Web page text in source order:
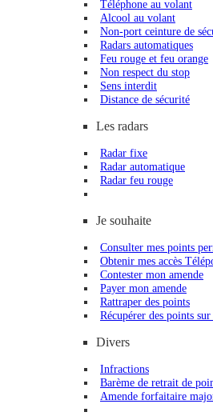
Téléphone au volant
Alcool au volant
Non-port ceinture de
Radars automatiques
Feu rouge et feu orange
Non respect du stop
Sens interdit
Distance de sécurité
Les radars
Radar fixe
Radar automatique
Radar feu rouge
Je souhaite
Consulter mes points
Obtenir mes accès
Contester mon amende
Payer mon amende
Rattraper des points
Récupérer des points
Divers
Infractions
Barème de retrait de
Amende forfaitaire